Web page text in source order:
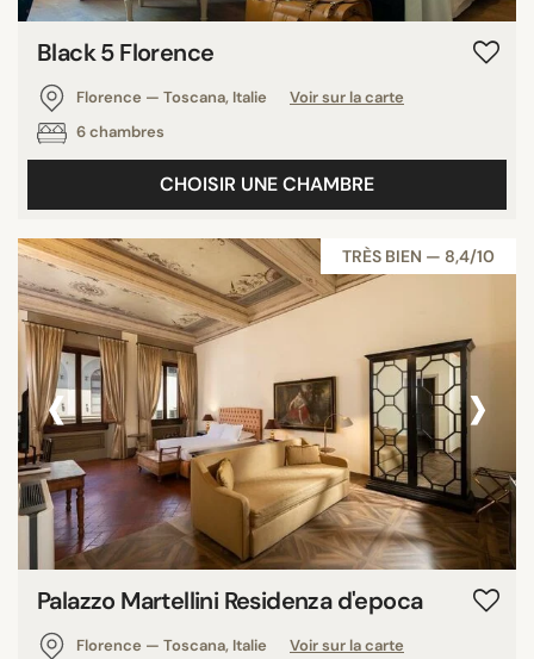
Black 5 Florence
Florence — Toscana, Italie
Voir sur la carte
6 chambres
CHOISIR UNE CHAMBRE
TRÈS BIEN — 8,4/10
‹ ›
Palazzo Martellini Residenza d'epoca
Florence — Toscana, Italie
Voir sur la carte